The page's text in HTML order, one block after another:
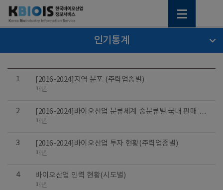
인기통계
1 [2016-2024]지역 분포 (주력업종별)
매년
2
[2016-2024]바이오산업 분류체계 중분류별 국내 판매 및
수출 규모
매년
3 [2016-2024]바이오산업 투자 현황(주력업종별)
매년
4 바이오산업 인력 현황(시도별)
매년